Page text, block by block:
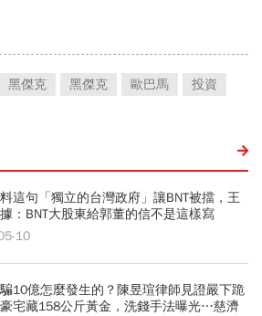
黑傑克 黑傑克 歐巴馬 投資
這句「獨立的台灣政府」讓BNT被擋，王
：BNT大股東給郭董的信不是這樣寫
10
10億怎麼發生的？陳昱瑄律師見證嚴下跪
宅藏158公斤黃金，洗錢手法曝光…慈濟